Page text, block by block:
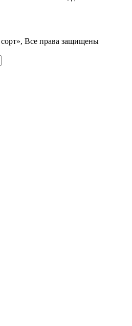
Все права защищены